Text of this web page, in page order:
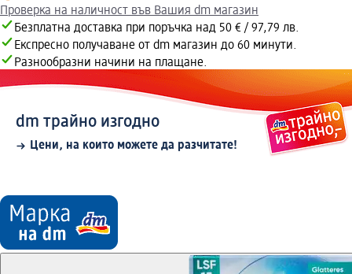
Проверка на наличност във Вашия dm магазин
Безплатна доставка при поръчка над 50 € / 97,79 лв.
Експресно получаване от dm магазин до 60 минути.
Разнообразни начини на плащане.
dm трайно изгодно
Цени, на които можете да разчитате!